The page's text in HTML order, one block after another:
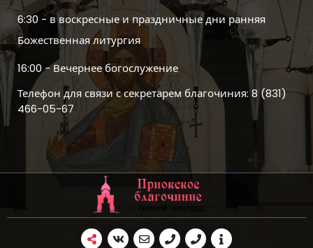
6:30 - в воскресные и праздничные дни ранняя
Божественная литургия
16:00 - Вечернее богослужение
Телефон для связи с секретарем благочиния: 8 (831)
466-05-67